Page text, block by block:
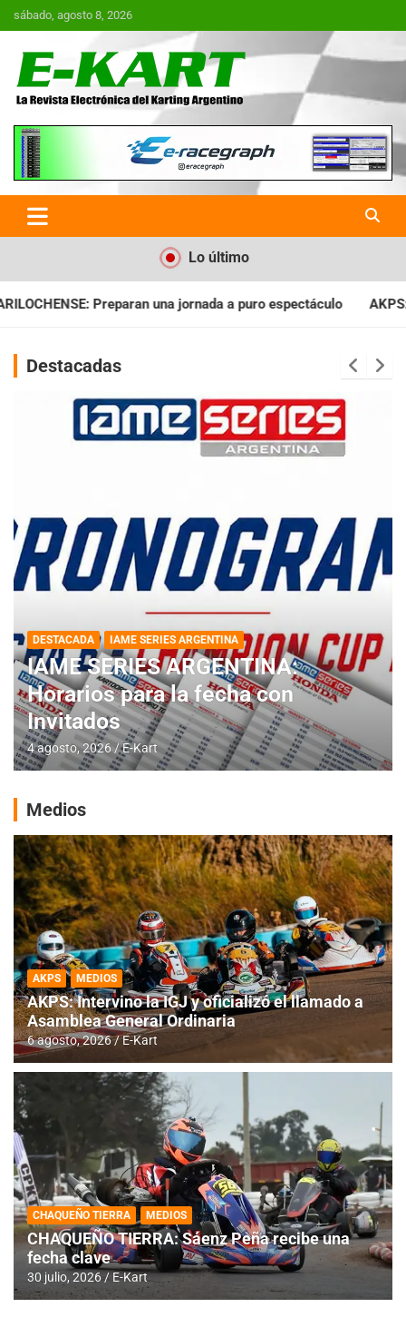
Saltar
al
sábado, agosto 8, 2026
E-Kart.com.ar | La Revista
Electrónica del Karting en
Argentina
Lo último
a puro espectáculo AKPS: Intervino la IGJ y oficializó el
Destacadas
DESTACADA IAME SERIES ARGENTINA
IAME SERIES ARGENTINA:
Horarios para la fecha con
Invitados
4 agosto, 2026 E-Kart
Medios
AKPS MEDIOS
AKPS: Intervino la IGJ y oficializó el llamado a
Asamblea General Ordinaria
6 agosto, 2026 E-Kart
CHAQUEÑO TIERRA MEDIOS
CHAQUEÑO TIERRA: Sáenz Peña recibe una
fecha clave
30 julio, 2026 E-Kart